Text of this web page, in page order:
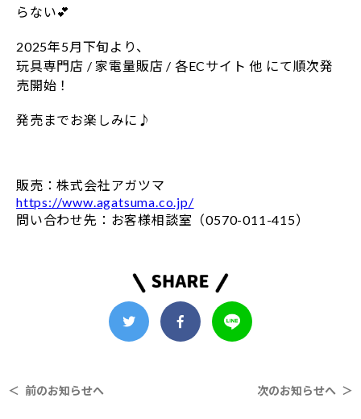
らない💕
2025年5月下旬より、
玩具専門店 / 家電量販店 / 各ECサイト 他 にて順次発
売開始！
発売までお楽しみに♪
販売：株式会社アガツマ
https://www.agatsuma.co.jp/
問い合わせ先：お客様相談室（0570-011-415）
＜ 前のお知らせへ 次のお知らせへ ＞